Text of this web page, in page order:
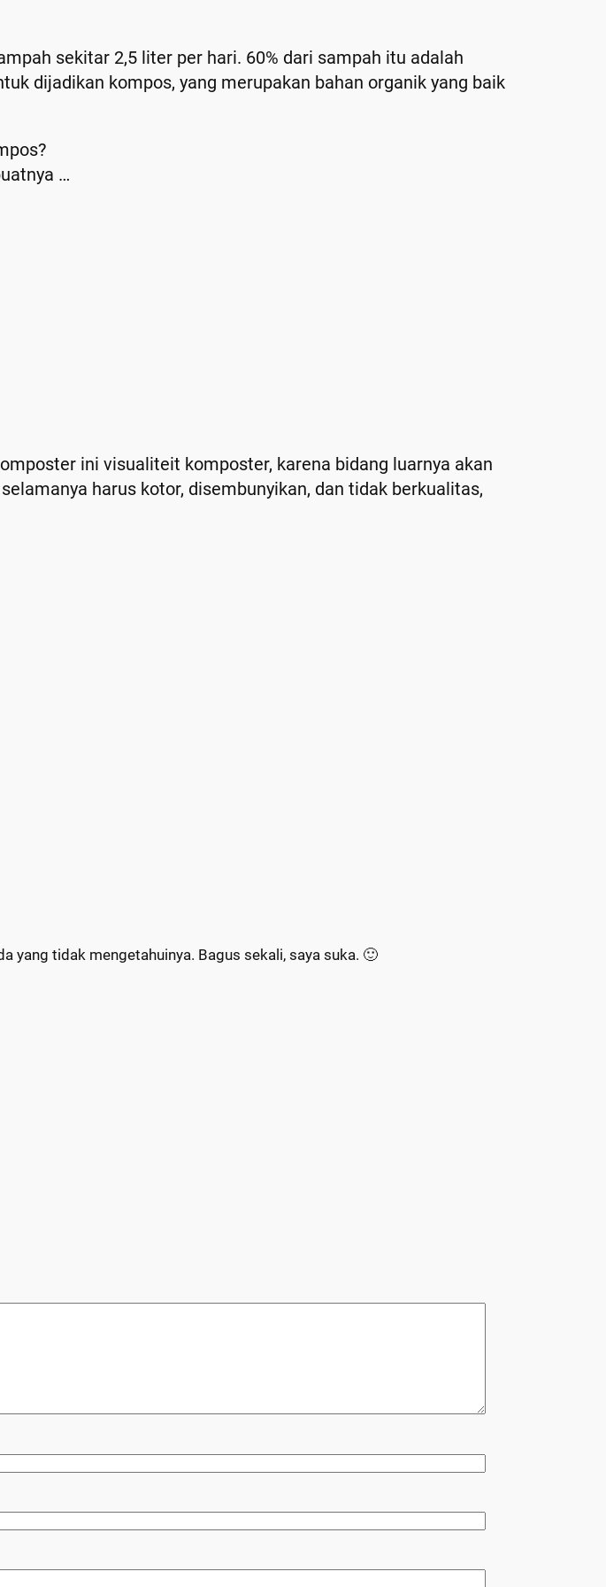
sekitar 2,5 liter per hari. 60% dari sampah itu adalah
dijadikan kompos, yang merupakan bahan organik yang baik
…
ini visualiteit komposter, karena bidang luarnya akan
harus kotor, disembunyikan, dan tidak berkualitas,
yang tidak mengetahuinya. Bagus sekali, saya suka. 🙂